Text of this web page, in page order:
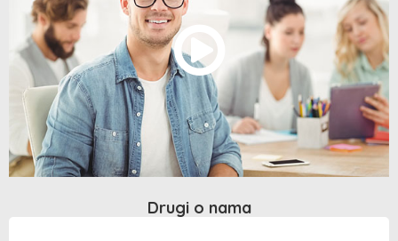
Drugi o nama